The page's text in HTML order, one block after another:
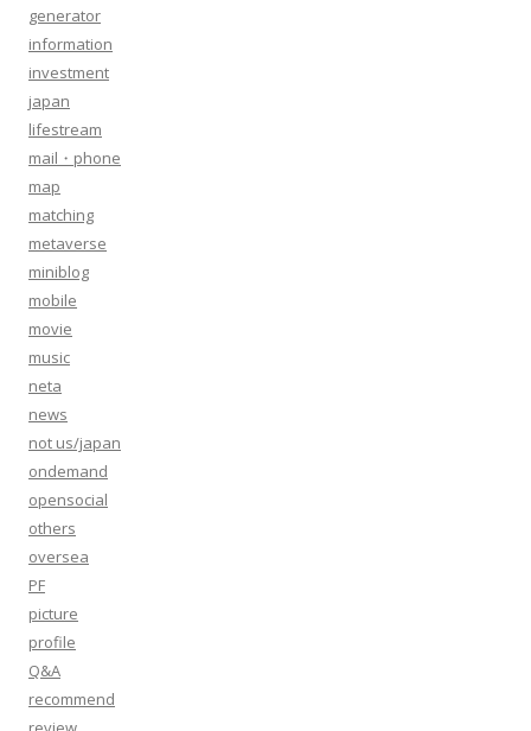
generator
information
investment
japan
lifestream
mail・phone
map
matching
metaverse
miniblog
mobile
movie
music
neta
news
not us/japan
ondemand
opensocial
others
oversea
PF
picture
profile
Q&A
recommend